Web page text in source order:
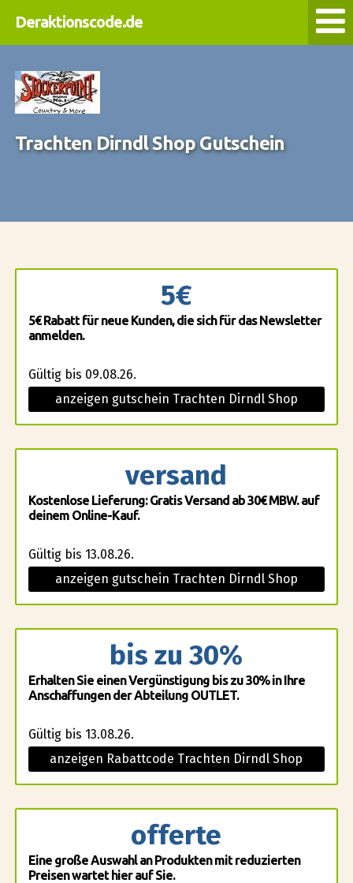
Deraktionscode.de
Trachten Dirndl Shop Gutschein
5€
5€ Rabatt für neue Kunden, die sich für das Newsletter
anmelden.
Gültig bis 09.08.26.
anzeigen gutschein Trachten Dirndl Shop
versand
Kostenlose Lieferung: Gratis Versand ab 30€ MBW. auf
deinem Online-Kauf.
Gültig bis 13.08.26.
anzeigen gutschein Trachten Dirndl Shop
bis zu 30%
Erhalten Sie einen Vergünstigung bis zu 30% in Ihre
Anschaffungen der Abteilung OUTLET.
Gültig bis 13.08.26.
anzeigen Rabattcode Trachten Dirndl Shop
offerte
Eine große Auswahl an Produkten mit reduzierten
Preisen wartet hier auf Sie.